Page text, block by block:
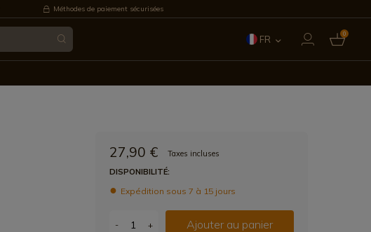
Méthodes de paiement sécurisées
FR 0
27,90 €
Taxes incluses
DISPONIBILITÉ:
Expédition sous 7 à 15 jours
- + Ajouter au panier